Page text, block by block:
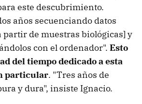
este descubrimiento.
años secuenciando datos
partir de muestras biológicas] y
con el ordenador". Esto
del tiempo dedicado a esta
particular. "Tres años de
y dura", insiste Ignacio.